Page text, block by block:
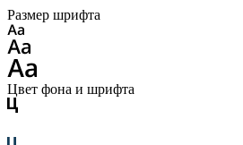
Размер шрифта
Цвет фона и шрифта